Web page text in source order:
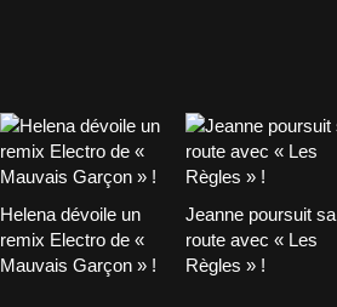
Helena dévoile un
remix Electro de «
Mauvais Garçon » !
Jeanne poursuit sa
route avec « Les
Règles » !